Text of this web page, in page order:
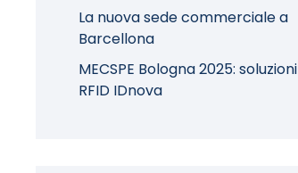
La nuova sede commerciale a
Barcellona
MECSPE Bologna 2025: soluzioni
RFID IDnova